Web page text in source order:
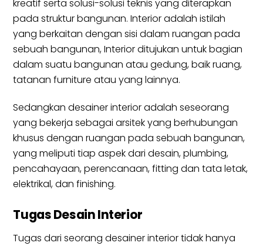
kreatif serta solusi-solusi teknis yang diterapkan
pada struktur bangunan. Interior adalah istilah
yang berkaitan dengan sisi dalam ruangan pada
sebuah bangunan, Interior ditujukan untuk bagian
dalam suatu bangunan atau gedung, baik ruang,
tatanan furniture atau yang lainnya.
Sedangkan desainer interior adalah seseorang
yang bekerja sebagai arsitek yang berhubungan
khusus dengan ruangan pada sebuah bangunan,
yang meliputi tiap aspek dari desain, plumbing,
pencahayaan, perencanaan, fitting dan tata letak,
elektrikal, dan finishing.
Tugas Desain Interior
Tugas dari seorang desainer interior tidak hanya